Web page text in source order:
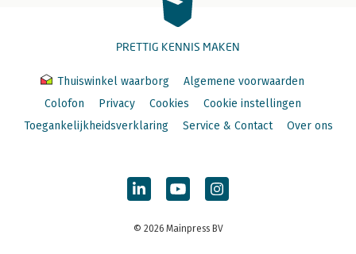
PRETTIG KENNIS MAKEN
Thuiswinkel waarborg
Algemene voorwaarden
Colofon
Privacy Cookies
Cookie instellingen
Toegankelijkheidsverklaring
Service & Contact Over ons
© 2026 Mainpress BV